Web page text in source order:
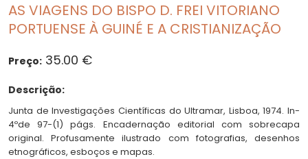
AS VIAGENS DO BISPO D. FREI VITORIANO
PORTUENSE À GUINÉ E A CRISTIANIZAÇÃO
Preço: 35.00 €
Descrição:
Junta de Investigações Científicas do Ultramar, Lisboa, 1974. In-
4ºde 97-(1) págs. Encadernação editorial com sobrecapa
original. Profusamente ilustrado com fotografias, desenhos
etnográficos, esboços e mapas.